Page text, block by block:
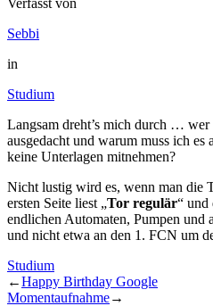
Sebbi
in
Studium
Langsam dreht’s mich durch … wer
ausgedacht und warum muss ich
keine Unterlagen mitnehmen?
Nicht lustig wird es, wenn man die
ersten Seite liest „Tor regulär“ und
endlichen Automaten, Pumpen und
und nicht etwa an den 1. FCN um
Studium
←Happy Birthday Google
Momentaufnahme→